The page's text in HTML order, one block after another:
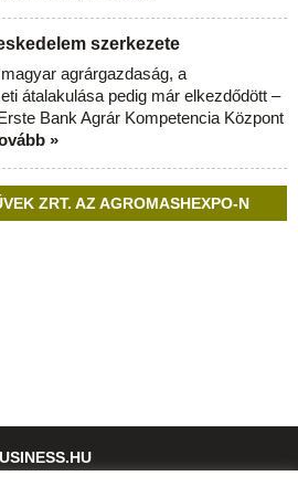
szerkezete
agrárgazdaság, a
átalakulása pedig már elkezdődött –
Bank Agrár Kompetencia Központ
»
ZRT. AZ AGROMASHEXPO-N